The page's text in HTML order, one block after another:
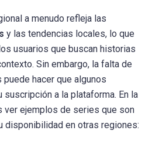
a menudo refleja las
y las tendencias locales, lo que
usuarios que buscan historias
Sin embargo, la falta de
hacer que algunos
a la plataforma. En la
ver ejemplos de series que son
disponibilidad en otras regiones: